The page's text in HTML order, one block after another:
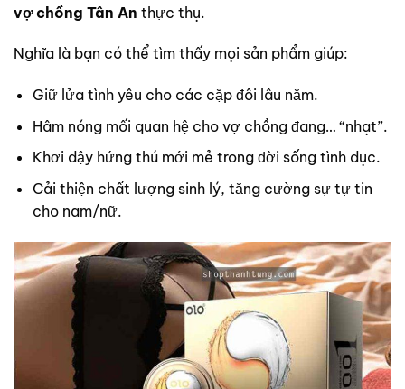
vợ chồng Tân An thực thụ.
Nghĩa là bạn có thể tìm thấy mọi sản phẩm giúp:
Giữ lửa tình yêu cho các cặp đôi lâu năm.
Hâm nóng mối quan hệ cho vợ chồng đang… “nhạt”.
Khơi dậy hứng thú mới mẻ trong đời sống tình dục.
Cải thiện chất lượng sinh lý, tăng cường sự tự tin
cho nam/nữ.